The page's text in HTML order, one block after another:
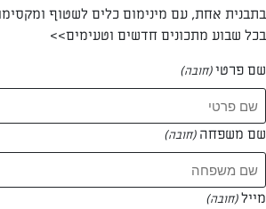
—
המתכונים של
1 מתכונים
בתבנית אחת, עם מינימום כלים לשטוף
בכל שבוע מתכונים חדשים וטעימים>>
שם פרטי(חובה)
שם משפחה (חובה)
מייל(חובה)